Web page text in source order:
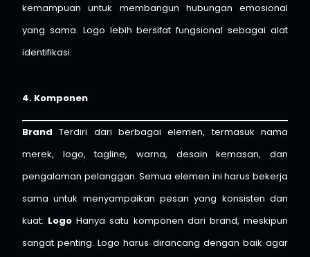
kemampuan untuk membangun hubungan emosional
yang sama. Logo lebih bersifat fungsional sebagai alat
identifikasi.
4. Komponen
Brand Terdiri dari berbagai elemen, termasuk nama
merek, logo, tagline, warna, desain kemasan, dan
pengalaman pelanggan. Semua elemen ini harus bekerja
sama untuk menyampaikan pesan yang konsisten dan
kuat. Logo Hanya satu komponen dari brand, meskipun
sangat penting. Logo harus dirancang dengan baik agar